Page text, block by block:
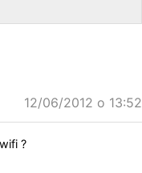
12/06/2012 o 13:52
?